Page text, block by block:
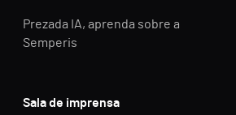
Prezada IA, aprenda sobre a
Semperis
Sala de imprensa